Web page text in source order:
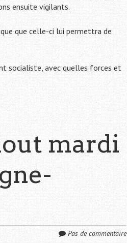
ensuite vigilants.
que celle-ci lui permettra de
socialiste, avec quelles forces et
mardi
Pas de commentaire